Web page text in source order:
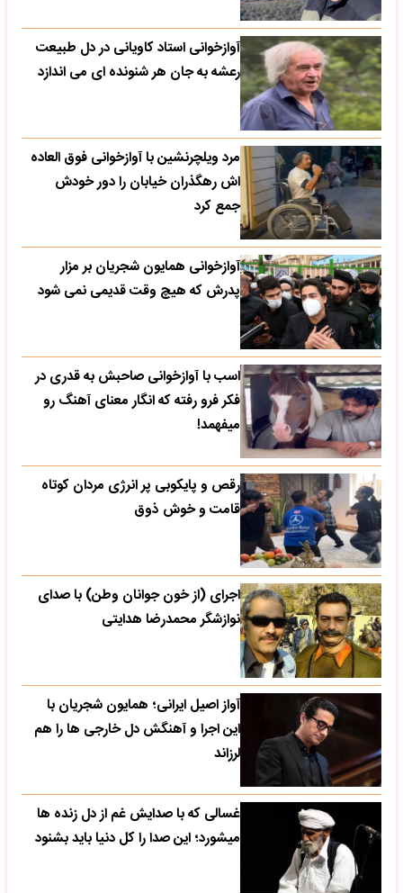
آوازخوانی استاد کاویانی در دل طبیعت
رعشه به جان هر شنونده ای می اندازد
مرد ویلچرنشین با آوازخوانی فوق العاده
اش رهگذران خیابان را دور خودش
جمع کرد
آوازخوانی همایون شجریان بر مزار
پدرش که هیچ وقت قدیمی نمی شود
اسب با آوازخوانی صاحبش به قدری در
فکر فرو رفته که انگار معنای آهنگ رو
میفهمد!
رقص و پایکوبی پر انرژی مردان کوتاه
قامت و خوش ذوق
اجرای (از خون جوانان وطن) با صدای
نوازشگر محمدرضا هدایتی
آواز اصیل ایرانی؛ همایون شجریان با
این اجرا و آهنگش دل خارجی ها را هم
لرزاند
غسالی که با صدایش غم از دل زنده ها
میشورد؛ این صدا را کل دنیا باید بشنود